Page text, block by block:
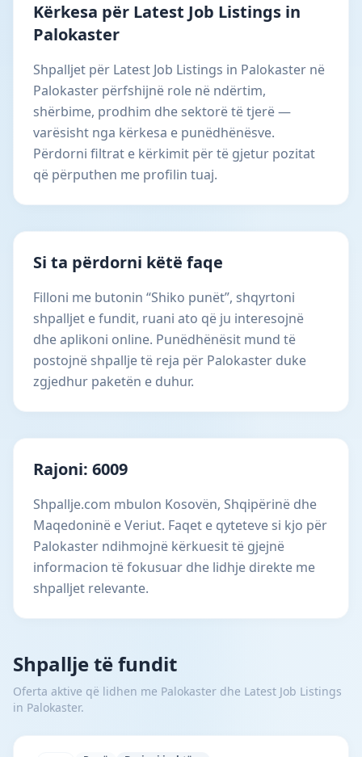
Kërkesa për Latest Job Listings in
Palokaster
Shpalljet për Latest Job Listings in Palokaster në
Palokaster përfshijnë role në ndërtim,
shërbime, prodhim dhe sektorë të tjerë —
varësisht nga kërkesa e punëdhënësve.
Përdorni filtrat e kërkimit për të gjetur pozitat
që përputhen me profilin tuaj.
Si ta përdorni këtë faqe
Filloni me butonin “Shiko punët”, shqyrtoni
shpalljet e fundit, ruani ato që ju interesojnë
dhe aplikoni online. Punëdhënësit mund të
postojnë shpallje të reja për Palokaster duke
zgjedhur paketën e duhur.
Rajoni: 6009
Shpallje.com mbulon Kosovën, Shqipërinë dhe
Maqedoninë e Veriut. Faqet e qyteteve si kjo për
Palokaster ndihmojnë kërkuesit të gjejnë
informacion të fokusuar dhe lidhje direkte me
shpalljet relevante.
Shpallje të fundit
Oferta aktive që lidhen me Palokaster dhe Latest Job Listings
in Palokaster.